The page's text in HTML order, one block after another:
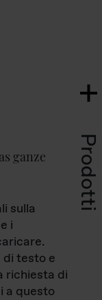
Prodotti
ganze
sulla
i
testo e
richiesta di
a questo